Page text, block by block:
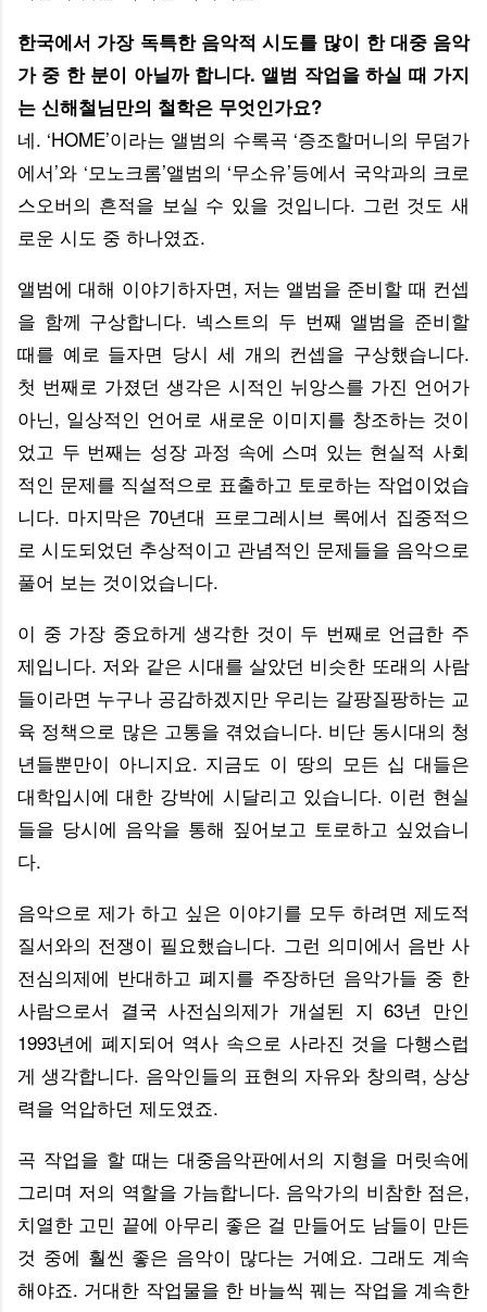
한국에서 가장 독특한 음악적 시도를 많이 한 대중 음악
가 중 한 분이 아닐까 합니다. 앨범 작업을 하실 때 가지
는 신해철님만의 철학은 무엇인가요?
네. ‘HOME’이라는 앨범의 수록곡 ‘증조할머니의 무덤가
에서’와 ‘모노크롬’앨범의 ‘무소유’등에서 국악과의 크로
스오버의 흔적을 보실 수 있을 것입니다. 그런 것도 새
로운 시도 중 하나였죠.
앨범에 대해 이야기하자면, 저는 앨범을 준비할 때 컨셉
을 함께 구상합니다. 넥스트의 두 번째 앨범을 준비할
때를 예로 들자면 당시 세 개의 컨셉을 구상했습니다.
첫 번째로 가졌던 생각은 시적인 뉘앙스를 가진 언어가
아닌, 일상적인 언어로 새로운 이미지를 창조하는 것이
었고 두 번째는 성장 과정 속에 스며 있는 현실적 사회
적인 문제를 직설적으로 표출하고 토로하는 작업이었습
니다. 마지막은 70년대 프로그레시브 록에서 집중적으
로 시도되었던 추상적이고 관념적인 문제들을 음악으로
풀어 보는 것이었습니다.
이 중 가장 중요하게 생각한 것이 두 번째로 언급한 주
제입니다. 저와 같은 시대를 살았던 비슷한 또래의 사람
들이라면 누구나 공감하겠지만 우리는 갈팡질팡하는 교
육 정책으로 많은 고통을 겪었습니다. 비단 동시대의 청
년들뿐만이 아니지요. 지금도 이 땅의 모든 십 대들은
대학입시에 대한 강박에 시달리고 있습니다. 이런 현실
들을 당시에 음악을 통해 짚어보고 토로하고 싶었습니
다.
음악으로 제가 하고 싶은 이야기를 모두 하려면 제도적
질서와의 전쟁이 필요했습니다. 그런 의미에서 음반 사
전심의제에 반대하고 폐지를 주장하던 음악가들 중 한
사람으로서 결국 사전심의제가 개설된 지 63년 만인
1993년에 폐지되어 역사 속으로 사라진 것을 다행스럽
게 생각합니다. 음악인들의 표현의 자유와 창의력, 상상
력을 억압하던 제도였죠.
곡 작업을 할 때는 대중음악판에서의 지형을 머릿속에
그리며 저의 역할을 가늠합니다. 음악가의 비참한 점은,
치열한 고민 끝에 아무리 좋은 걸 만들어도 남들이 만든
것 중에 훨씬 좋은 음악이 많다는 거예요. 그래도 계속
해야죠. 거대한 작업물을 한 바늘씩 꿰는 작업을 계속한